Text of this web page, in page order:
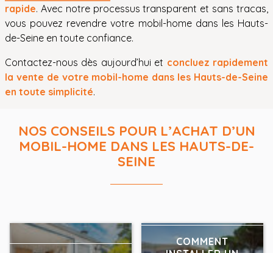
rapide. Avec notre processus transparent et sans tracas,
vous pouvez revendre votre mobil-home dans les Hauts-
de-Seine en toute confiance.
Contactez-nous dès aujourd’hui et concluez rapidement
la vente de votre mobil-home dans les Hauts-de-Seine
en toute simplicité.
NOS CONSEILS POUR L’ACHAT D’UN
MOBIL-HOME DANS LES HAUTS-DE-
SEINE
COMMENT